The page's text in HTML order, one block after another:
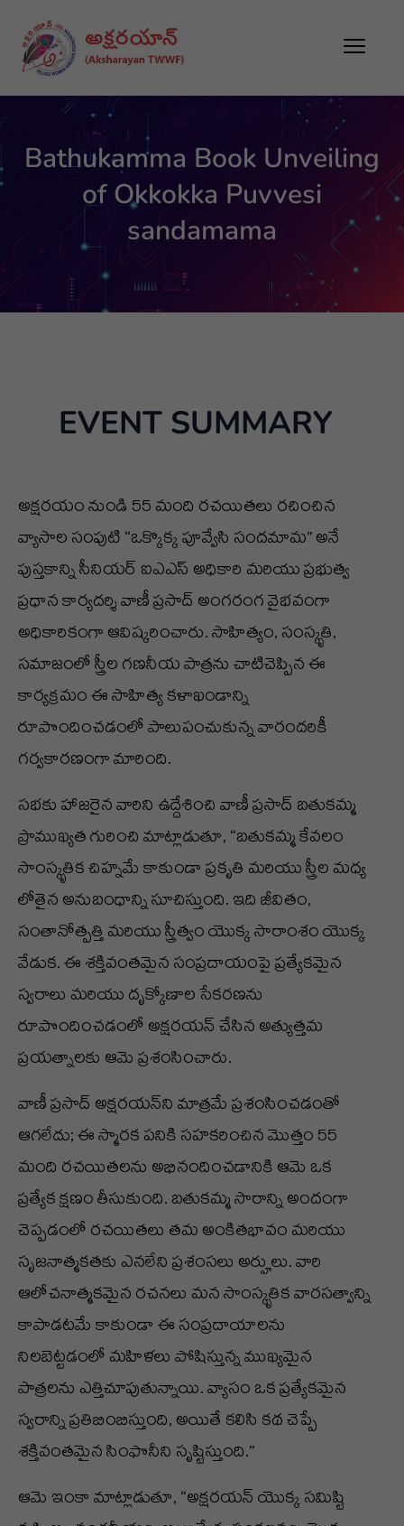
Bathukamma Book Unveiling
of Okkokka Puvvesi
sandamama
EVENT SUMMARY
అక్షరయం నుండి 55 మంది రచయితలు రచించిన
వ్యాసాల సంపుటి “ఒక్కొక్క పూవ్వేసి సందమామ” అనే
పుస్తకాన్ని సీనియర్ ఐఎఎస్ అధికారి మరియు ప్రభుత్వ
ప్రధాన కార్యదర్శి వాణీ ప్రసాద్ అంగరంగ వైభవంగా
అధికారికంగా ఆవిష్కరించారు. సాహిత్యం, సంస్కృతి,
సమాజంలో స్త్రీల గణనీయ పాత్రను చాటిచెప్పిన ఈ
కార్యక్రమం ఈ సాహిత్య కళాఖండాన్ని
రూపొందించడంలో పాలుపంచుకున్న వారందరికీ
గర్వకారణంగా మారింది.
సభకు హాజరైన వారిని ఉద్దేశించి వాణీ ప్రసాద్ బతుకమ్మ
ప్రాముఖ్యత గురించి మాట్లాడుతూ, “బతుకమ్మ కేవలం
సాంస్కృతిక చిహ్నమే కాకుండా ప్రకృతి మరియు స్త్రీల మధ్య
లోతైన అనుబంధాన్ని సూచిస్తుంది. ఇది జీవితం,
సంతానోత్పత్తి మరియు స్త్రీత్వం యొక్క సారాంశం యొక్క
వేడుక. ఈ శక్తివంతమైన సంప్రదాయంపై ప్రత్యేకమైన
స్వరాలు మరియు దృక్కోణాల సేకరణను
రూపొందించడంలో అక్షరయన్ చేసిన అత్యుత్తమ
ప్రయత్నాలకు ఆమె ప్రశంసించారు.
వాణీ ప్రసాద్ అక్షరయన్‌ని మాత్రమే ప్రశంసించడంతో
ఆగలేదు; ఈ స్మారక పనికి సహకరించిన మొత్తం 55
మంది రచయితలను అభినందించడానికి ఆమె ఒక
ప్రత్యేక క్షణం తీసుకుంది. బతుకమ్మ సారాన్ని అందంగా
చెప్పడంలో రచయితలు తమ అంకితభావం మరియు
సృజనాత్మకతకు ఎనలేని ప్రశంసలు అర్హులు. వారి
ఆలోచనాత్మకమైన రచనలు మన సాంస్కృతిక వారసత్వాన్ని
కాపాడటమే కాకుండా ఈ సంప్రదాయాలను
నిలబెట్టడంలో మహిళలు పోషిస్తున్న ముఖ్యమైన
పాత్రలను ఎత్తిచూపుతున్నాయి. వ్యాసం ఒక ప్రత్యేకమైన
స్వరాన్ని ప్రతిబింబిస్తుంది, అయితే కలిసి కథ చెప్పే
శక్తివంతమైన సింఫొనీని సృష్టిస్తుంది.”
ఆమె ఇంకా మాట్లాడుతూ, “అక్షరయన్ యొక్క సమిష్టి